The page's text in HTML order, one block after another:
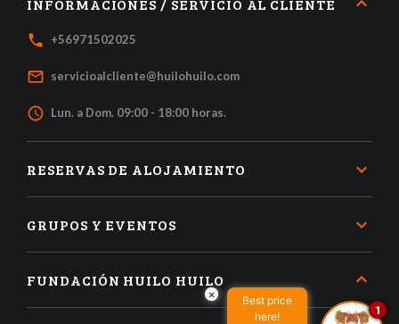
INFORMACIONES / SERVICIO AL CLIENTE
local_phone +56971502025
mail_outline servicioalcliente@huilohuilo.com
access_time Lun. a Dom. 09:00 - 18:00 horas.
RESERVAS DE ALOJAMIENTO
GRUPOS Y EVENTOS
FUNDACIÓN HUILO HUILO
×
Best price
here!
1